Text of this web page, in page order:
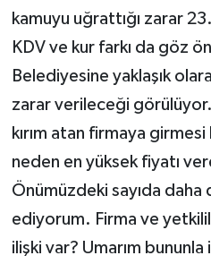
kamuyu uğrattığı zarar
KDV ve kur farkı da göz
Belediyesine yaklaşık
zarar verileceği
kırım atan firmaya girmesi
neden en yüksek fiyatı
Önümüzdeki sayıda daha
ediyorum. Firma ve
ilişki var? Umarım bununla